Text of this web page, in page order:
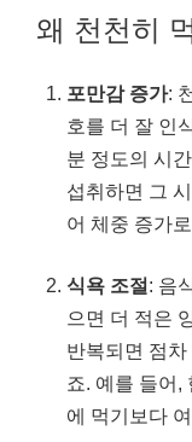
왜 천천히
포만감 증가:
호를 더 잘 인
분 정도의 시
섭취하면 그
어 체중 증가
식욕 조절: 음
으면 더 적은
반복되면 점
죠. 예를 들어,
에 먹기보다